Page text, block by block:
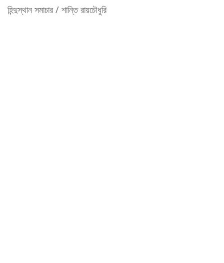
হিন্দুস্থান সমাচার / শান্তি রায়চৌধুরি